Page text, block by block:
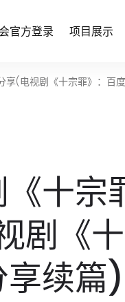
官方登录 项目展示
(电视剧《十宗罪》：百
十宗
剧《
续篇)